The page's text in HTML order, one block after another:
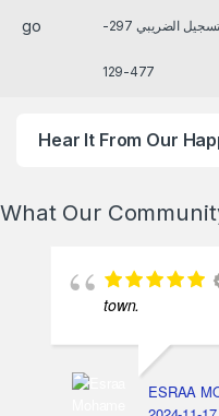
رقم التسجيل الضريبي 297-
477-129
Hear It From Our
What Our
town.
ESRAA